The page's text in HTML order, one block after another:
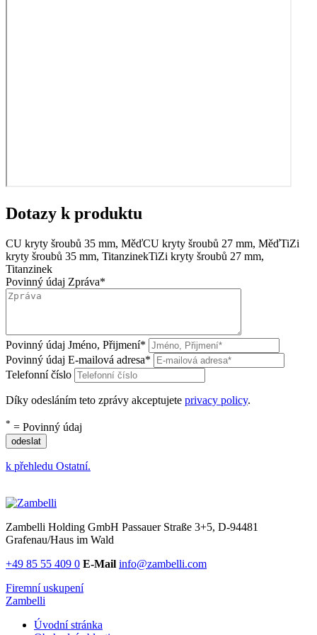
Dotazy k produktu
CU kryty šroubů 35 mm, MěďCU kryty šroubů 27 mm, MěďTiZi
kryty šroubů 35 mm, TitanzinekTiZi kryty šroubů 27 mm,
Titanzinek
Povinný údaj Zpráva*
Povinný údaj Jméno, Přijmení*
Povinný údaj E-mailová adresa*
Telefonní číslo
Díky odesláním teto zprávy akceptujete privacy policy.
* = Povinný údaj
odeslat
k přehledu Ostatní.
Zambelli Holding GmbH Passauer Straße 3+5, D-94481
Grafenau/Haus im Wald
+49 85 55 409 0 E-Mail info@zambelli.com
Firemní uskupení
Zambelli
Úvodní stránka